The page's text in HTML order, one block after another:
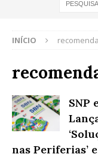
INÍCIO
SNP
nas Periferias’